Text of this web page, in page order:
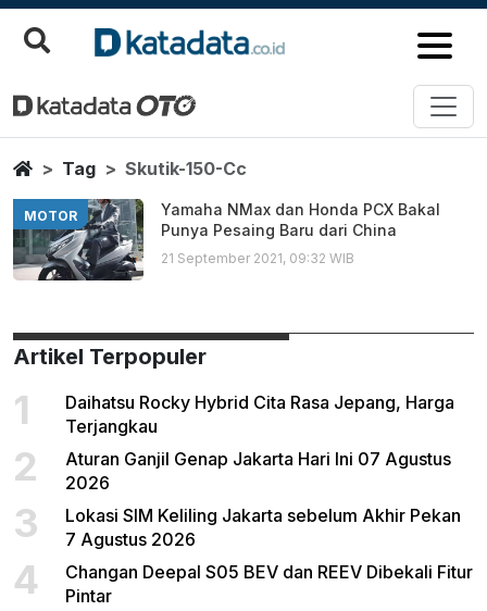
Skutik 150 Cc
Berita Terbaru
HomeTag Skutik-150-Cc
MOTOR
Yamaha NMax dan Honda PCX Bakal
Punya Pesaing Baru dari China
21 September 2021, 09:32 WIB
Artikel Terpopuler
1
Daihatsu Rocky Hybrid Cita Rasa Jepang, Harga
Terjangkau
2
Aturan Ganjil Genap Jakarta Hari Ini 07 Agustus
2026
3
Lokasi SIM Keliling Jakarta sebelum Akhir Pekan
7 Agustus 2026
4
Changan Deepal S05 BEV dan REEV Dibekali Fitur
Pintar